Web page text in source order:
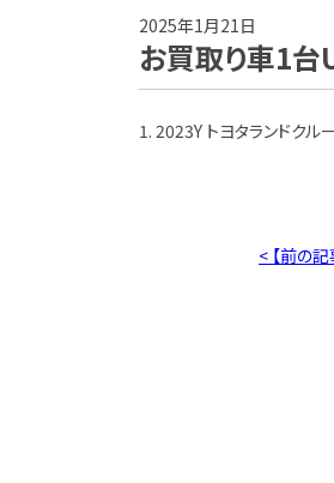
2025年1月21日
お買取り車1台
1. 2023Y トヨタランドク
< 【前の